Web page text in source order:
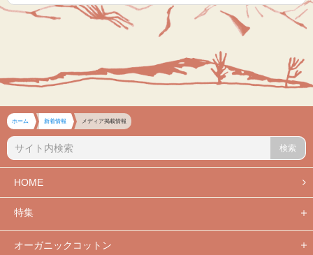
ホーム 新着情報 メディア掲載情報
検索
HOME
特集
オーガニックコットン